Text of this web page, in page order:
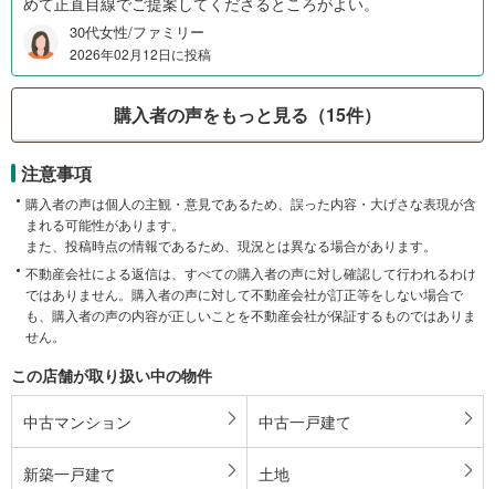
30代女性/ファミリー
2026年02月12日に投稿
購入者の声をもっと見る（15件）
注意事項
購入者の声は個人の主観・意見であるため、誤った内容・大げさな表現が含
まれる可能性があります。
また、投稿時点の情報であるため、現況とは異なる場合があります。
不動産会社による返信は、すべての購入者の声に対し確認して行われるわけ
ではありません。購入者の声に対して不動産会社が訂正等をしない場合で
も、購入者の声の内容が正しいことを不動産会社が保証するものではありま
せん。
この店舗が取り扱い中の物件
中古マンション 中古一戸建て
新築一戸建て 土地